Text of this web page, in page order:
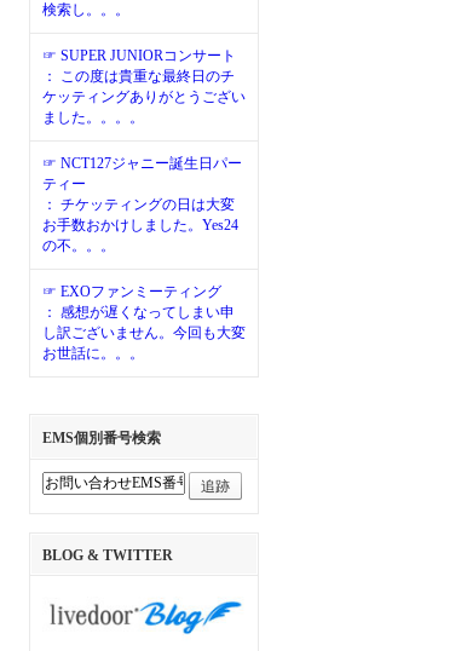
検索し。。。
☞ SUPER JUNIORコンサート
： この度は貴重な最終日のチ
ケッティングありがとうござい
ました。。。。
☞ NCT127ジャニー誕生日パー
ティー
： チケッティングの日は大変
お手数おかけしました。Yes24
の不。。。
☞ EXOファンミーティング
： 感想が遅くなってしまい申
し訳ございません。今回も大変
お世話に。。。
EMS個別番号検索
追跡
BLOG & TWITTER